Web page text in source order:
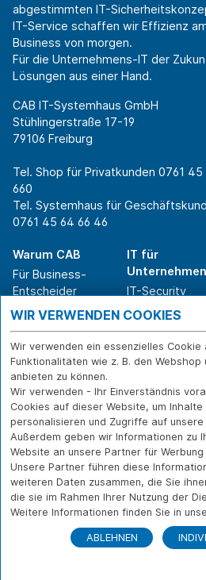
abgestimmten IT-
IT-Service schaffen wir Effizienz
Business von morgen.
Für die Unternehmens-IT der
Lösungen aus einer Hand.
CAB IT-Systemhaus GmbH
Stühlingerstraße 17-19
79106 Freiburg
Tel. Shop für Privatkunden 0761 45
660
Tel. Systemhaus für
0761 45 64 66 46
Warum CAB
Für Business-
Entscheider
Für IT-Leiter
Für Privatkunden
Erfolgsgeschichte
n
Branchen
IT für
Unternehmen
IT-Security
IT-Infrastruktur
IT-Service
WLAN-
Über CAB
Karriere
Sponsoring
Partner
News
Kontakt
© Copyright CAB IT-SYSTEMHAUS
WIR VERWENDEN COOKIES
Wir verwenden ein essenzielles
Funktionalitäten wie z. B. den
anbieten zu können.
Wir verwenden - Ihr Einverständnis
Cookies auf dieser Website, um Inhalte
personalisieren und Zugriffe auf
Außerdem geben wir Informationen zu
Website an unsere Partner für
Unsere Partner führen diese
weiteren Daten zusammen, die Sie
die sie im Rahmen Ihrer Nutzung der
Weitere Informationen finden Sie in
ABLEHNEN